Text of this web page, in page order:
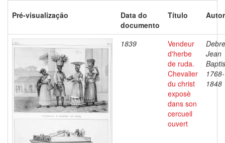
Pré-visualização
Data do
documento
Título
1839
Vendeur
d'herbe
de ruda.
Chevalier
du christ
exposè
dans son
cercueil
ouvert
Jean
1768-
1848